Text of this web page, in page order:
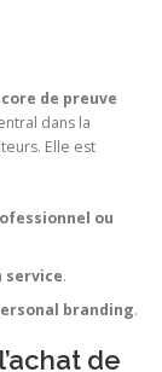
de preuve
dans la
Elle est
ou
service.
branding.
de